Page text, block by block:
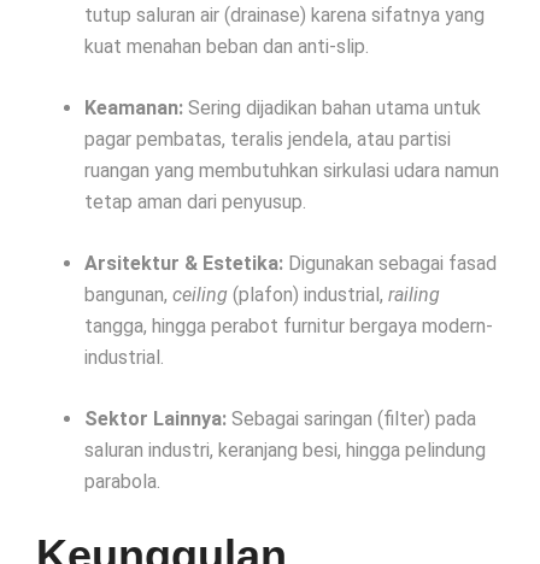
tutup saluran air (drainase) karena sifatnya yang
kuat menahan beban dan anti-slip.
Keamanan: Sering dijadikan bahan utama untuk
pagar pembatas, teralis jendela, atau partisi
ruangan yang membutuhkan sirkulasi udara namun
tetap aman dari penyusup.
Arsitektur & Estetika: Digunakan sebagai fasad
bangunan, ceiling (plafon) industrial, railing
tangga, hingga perabot furnitur bergaya modern-
industrial.
Sektor Lainnya: Sebagai saringan (filter) pada
saluran industri, keranjang besi, hingga pelindung
parabola.